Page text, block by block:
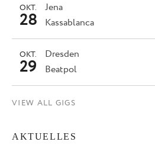
Jena
OKT.
28 Kassablanca
Dresden
OKT.
29 Beatpol
VIEW ALL GIGS
AKTUELLES